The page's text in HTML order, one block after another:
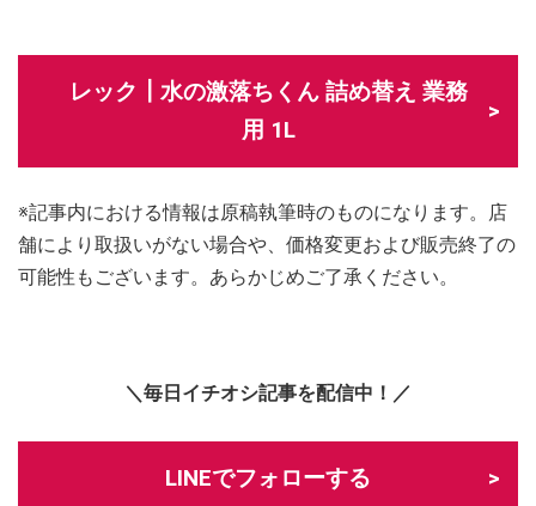
レック┃水の激落ちくん 詰め替え 業務
用 1L
※記事内における情報は原稿執筆時のものになります。店
舗により取扱いがない場合や、価格変更および販売終了の
可能性もございます。あらかじめご了承ください。
＼毎日イチオシ記事を配信中！／
LINEでフォローする